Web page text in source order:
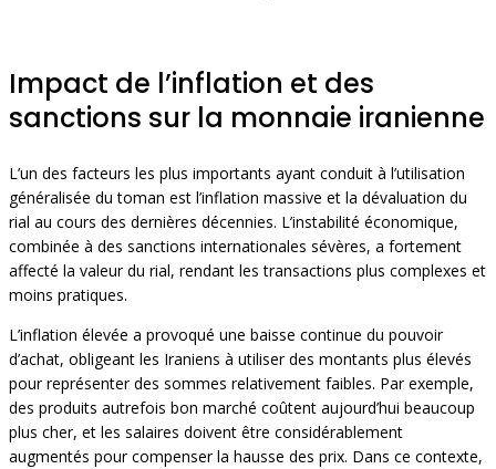
Impact de l’inflation et des
sanctions sur la monnaie iranienne
L’un des facteurs les plus importants ayant conduit à l’utilisation
généralisée du toman est l’inflation massive et la dévaluation du
rial au cours des dernières décennies. L’instabilité économique,
combinée à des sanctions internationales sévères, a fortement
affecté la valeur du rial, rendant les transactions plus complexes et
moins pratiques.
L’inflation élevée a provoqué une baisse continue du pouvoir
d’achat, obligeant les Iraniens à utiliser des montants plus élevés
pour représenter des sommes relativement faibles. Par exemple,
des produits autrefois bon marché coûtent aujourd’hui beaucoup
plus cher, et les salaires doivent être considérablement
augmentés pour compenser la hausse des prix. Dans ce contexte,